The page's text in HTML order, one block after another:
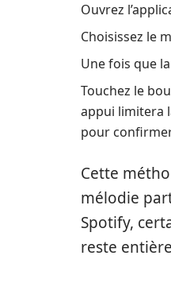
Ouvrez
Choisissez le
Une fois que
Touchez le
appui limitera
pour
Cette
mélodie
Spotify,
reste